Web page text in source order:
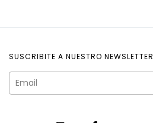
SUSCRIBITE A NUESTRO NEWSLETTER